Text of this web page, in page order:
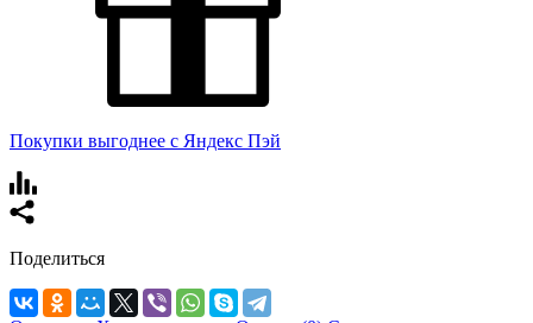
Покупки выгоднее с Яндекс Пэй
Поделиться